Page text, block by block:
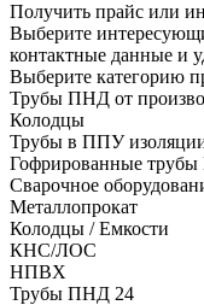
Получить прайс или
Выберите
контактные данные и
Выберите категорию
Трубы ПНД от
Колодцы
Трубы в ППУ
Гофрированные
Сварочное
Металлопрокат
Колодцы / Емкости
КНС/ЛОС
НПВХ
Трубы ПНД 24